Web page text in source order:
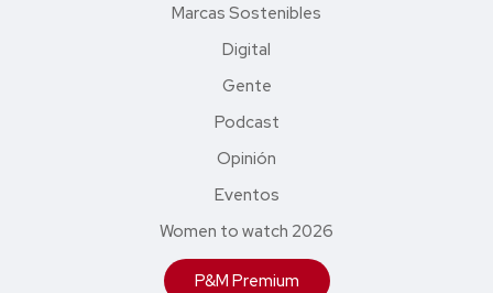
Marcas Sostenibles
Digital
Gente
Podcast
Opinión
Eventos
Women to watch 2026
P&M Premium